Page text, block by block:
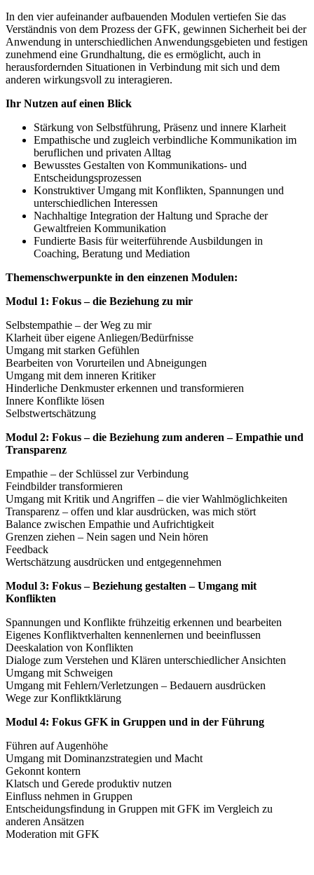
In den vier aufeinander aufbauenden Modulen vertiefen Sie das
Verständnis von dem Prozess der GFK, gewinnen Sicherheit bei der
Anwendung in unterschiedlichen Anwendungsgebieten und festigen
zunehmend eine Grundhaltung, die es ermöglicht, auch in
herausfordernden Situationen in Verbindung mit sich und dem
anderen wirkungsvoll zu interagieren.
Ihr Nutzen auf einen Blick
Stärkung von Selbstführung, Präsenz und innere Klarheit
Empathische und zugleich verbindliche Kommunikation im
beruflichen und privaten Alltag
Bewusstes Gestalten von Kommunikations- und
Entscheidungsprozessen
Konstruktiver Umgang mit Konflikten, Spannungen und
unterschiedlichen Interessen
Nachhaltige Integration der Haltung und Sprache der
Gewaltfreien Kommunikation
Fundierte Basis für weiterführende Ausbildungen in
Coaching, Beratung und Mediation
Themenschwerpunkte in den einzenen Modulen:
Modul 1: Fokus – die Beziehung zu mir
Selbstempathie – der Weg zu mir
Klarheit über eigene Anliegen/Bedürfnisse
Umgang mit starken Gefühlen
Bearbeiten von Vorurteilen und Abneigungen
Umgang mit dem inneren Kritiker
Hinderliche Denkmuster erkennen und transformieren
Innere Konflikte lösen
Selbstwertschätzung
Modul 2: Fokus – die Beziehung zum anderen – Empathie und
Transparenz
Empathie – der Schlüssel zur Verbindung
Feindbilder transformieren
Umgang mit Kritik und Angriffen – die vier Wahlmöglichkeiten
Transparenz – offen und klar ausdrücken, was mich stört
Balance zwischen Empathie und Aufrichtigkeit
Grenzen ziehen – Nein sagen und Nein hören
Feedback
Wertschätzung ausdrücken und entgegennehmen
Modul 3: Fokus – Beziehung gestalten – Umgang mit
Konflikten
Spannungen und Konflikte frühzeitig erkennen und bearbeiten
Eigenes Konfliktverhalten kennenlernen und beeinflussen
Deeskalation von Konflikten
Dialoge zum Verstehen und Klären unterschiedlicher Ansichten
Umgang mit Schweigen
Umgang mit Fehlern/Verletzungen – Bedauern ausdrücken
Wege zur Konfliktklärung
Modul 4: Fokus GFK in Gruppen und in der Führung
Führen auf Augenhöhe
Umgang mit Dominanzstrategien und Macht
Gekonnt kontern
Klatsch und Gerede produktiv nutzen
Einfluss nehmen in Gruppen
Entscheidungsfindung in Gruppen mit GFK im Vergleich zu
anderen Ansätzen
Moderation mit GFK